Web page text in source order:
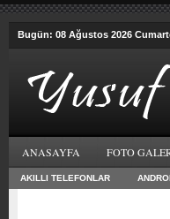
Bugün: 08 Ağustos 2026
ANASAYFA FOTO
AKILLI TELEFONLAR